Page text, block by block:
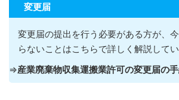
変更届
変更届の提出を行う必要がある方が 、
らないこ とはこちらで詳しく解説してい
⇒産業廃棄物収集運搬業許可の変更届の